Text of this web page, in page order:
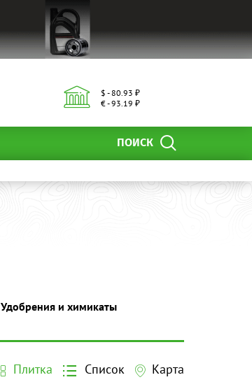
$ - 80.93 ₽
€ - 93.19 ₽
ПОИСК
Удобрения и химикаты
Плитка Список Карта